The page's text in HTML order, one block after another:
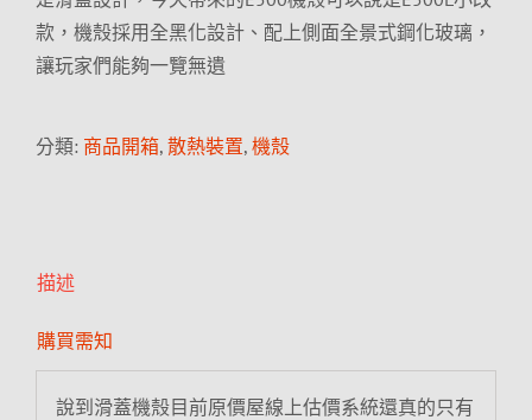
款，機殼採用全黑化設計、配上側面全景式鋼化玻璃，
讓玩家們能夠一覽無遺
分類: 商品開箱, 散熱裝置, 機殼
描述
購買需知
說到滑蓋機殼目前原價屋線上估價系統還真的只有